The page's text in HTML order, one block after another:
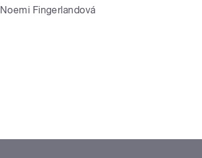
Noemi Fingerlandová